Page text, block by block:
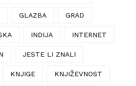
GLAZBA GRAD
INDIJA INTERNET
JESTE LI ZNALI
KNJIGE KNJIŽEVNOST